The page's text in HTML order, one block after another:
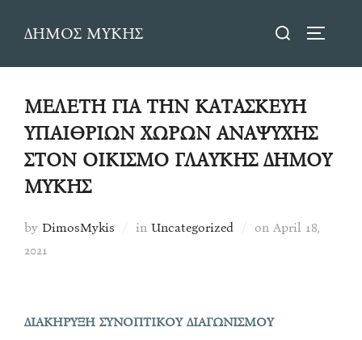
ΔΗΜΟΣ ΜΥΚΗΣ
Search
ΜΕΛΕΤΗ ΓΙΑ ΤΗΝ ΚΑΤΑΣΚΕΥΗ
ΥΠΑΙΘΡΙΩΝ ΧΩΡΩΝ ΑΝΑΨΥΧΗΣ
ΣΤΟΝ ΟΙΚΙΣΜΟ ΓΛΑΥΚΗΣ ΔΗΜΟΥ
ΜΥΚΗΣ
by DimosMykis in Uncategorized on Posted
April 18,
2021
ΔΙΑΚΗΡΥΞΗ ΣΥΝΟΠΤΙΚΟΥ ΔΙΑΓΩΝΙΣΜΟΥ